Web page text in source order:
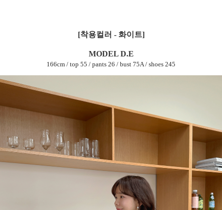
[착용컬러 - 화이트]
MODEL D.E
166cm / top 55 / pants 26 / bust 75A / shoes 245